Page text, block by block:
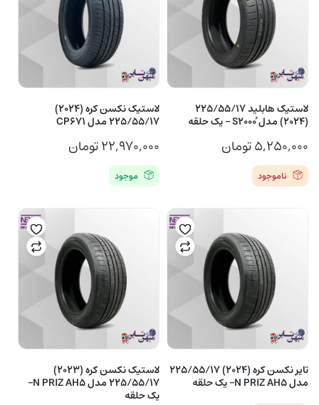
لاستیک هابلید 225/55/17
(2024) مدل ُS2000 – یک حلقه
۵,۲۵۰,۰۰۰تومان
ناموجود
لاستیک نکسن کره (2024)
225/55/17 مدل CP671
۲۲,۹۷۰,۰۰۰تومان
موجود
تایر نکسن کره (2024) 225/55/17
مدل N PRIZ AH5– یک حلقه
لاستیک نکسن کره (2023)
225/55/17 مدل N PRIZ AH5–
یک حلقه